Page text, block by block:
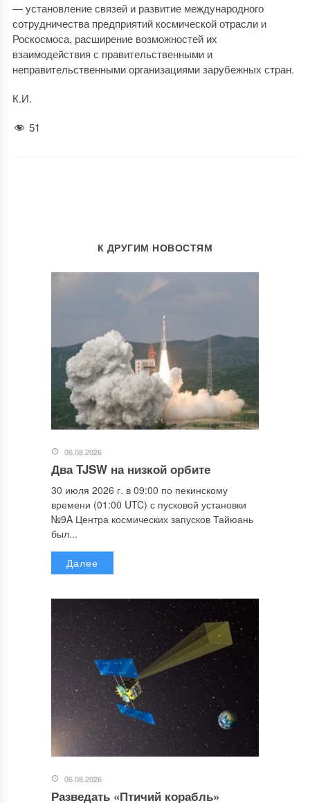
— установление связей и развитие международного
сотрудничества предприятий космической отрасли и
Роскосмоса, расширение возможностей их
взаимодействия с правительственными и
неправительственными организациями зарубежных стран.
К.И.
51
К ДРУГИМ НОВОСТЯМ
06.08.2026
Два TJSW на низкой орбите
30 июля 2026 г. в 09:00 по пекинскому
времени (01:00 UTC) с пусковой установки
№9A Центра космических запусков Тайюань
был...
Далее
06.08.2026
Разведать «Птичий корабль»